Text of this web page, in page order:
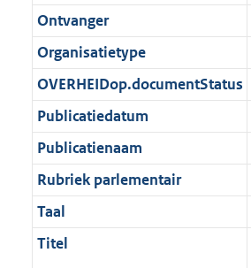
Ontvanger
Organisatietype
OVERHEIDop.documentStatus
Publicatiedatum
Publicatienaam
Rubriek parlementair
Taal
Titel